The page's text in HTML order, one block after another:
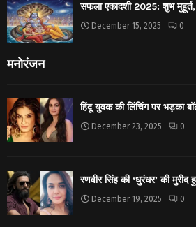
सफला एकादशी 2025: शुभ
December 15, 2025 0
मनोरंजन
हिंदू युवक की लिंचिंग पर भड़का
December 23, 2025 0
रणवीर सिंह की ‘धुरंधर’ की मुरीद
December 19, 2025 0